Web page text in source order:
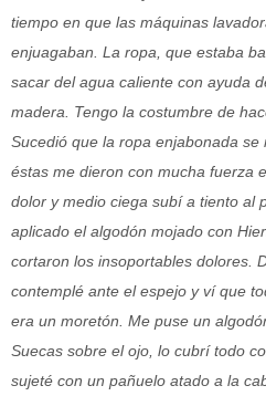
tiempo en que las máquinas
enjuagaban. La ropa, que estaba
sacar del agua caliente con ayuda
madera. Tengo la costumbre de
Sucedió que la ropa enjabonada
éstas me dieron con mucha fuerza
dolor y medio ciega subí a tiento al
aplicado el algodón mojado con
cortaron los insoportables dolores.
contemplé ante el espejo y ví que
era un moretón. Me puse un
Suecas sobre el ojo, lo cubrí todo
sujeté con un pañuelo atado a la